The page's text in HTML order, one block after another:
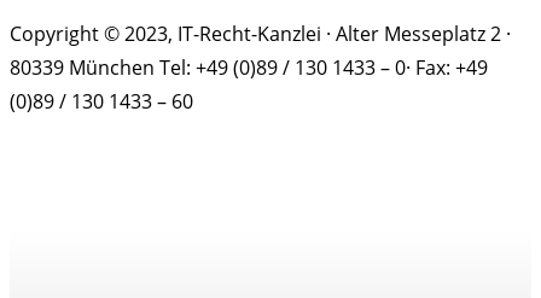
Copyright © 2023, IT-Recht-Kanzlei · Alter Messeplatz 2 ·
80339 München Tel: +49 (0)89 / 130 1433 – 0· Fax: +49
(0)89 / 130 1433 – 60